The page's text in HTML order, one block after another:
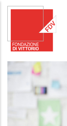
Salta
principale